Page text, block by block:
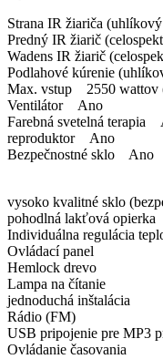
Strana IR žiariča
Predný IR žiarič
Wadens IR žiarič
Podlahové kúrenie
Max. vstup 2550 wattov
Ventilátor Ano
Farebná svetelná terapia
reproduktor Ano
Bezpečnostné sklo Ano
vysoko kvalitné sklo
pohodlná lakťová opierka
Individuálna regulácia
Ovládací panel
Hemlock drevo
Lampa na čítanie
jednoduchá inštalácia
Rádio (FM)
USB pripojenie pre MP3
Ovládanie časovania